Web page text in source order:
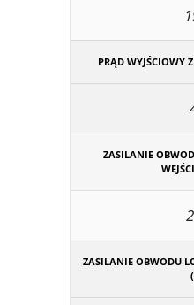
PRĄD WYJŚCIOWY
ZASILANIE
ZASILANIE OBWODU